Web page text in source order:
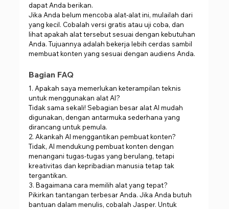
dapat Anda berikan.
Jika Anda belum mencoba alat-alat ini, mulailah dari
yang kecil. Cobalah versi gratis atau uji coba, dan
lihat apakah alat tersebut sesuai dengan kebutuhan
Anda. Tujuannya adalah bekerja lebih cerdas sambil
membuat konten yang sesuai dengan audiens Anda.
Bagian FAQ
1. Apakah saya memerlukan keterampilan teknis
untuk menggunakan alat AI?
Tidak sama sekali! Sebagian besar alat AI mudah
digunakan, dengan antarmuka sederhana yang
dirancang untuk pemula.
2. Akankah AI menggantikan pembuat konten?
Tidak, AI mendukung pembuat konten dengan
menangani tugas-tugas yang berulang, tetapi
kreativitas dan kepribadian manusia tetap tak
tergantikan.
3. Bagaimana cara memilih alat yang tepat?
Pikirkan tantangan terbesar Anda. Jika Anda butuh
bantuan dalam menulis, cobalah Jasper. Untuk